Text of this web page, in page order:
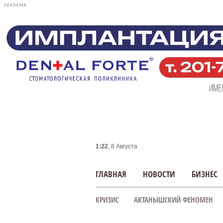
РЕКЛАМА
1:22, 8 Августа
ГЛАВНАЯ НОВОСТИ БИЗНЕС
КРИЗИС АКТАНЫШСКИЙ ФЕНОМЕН